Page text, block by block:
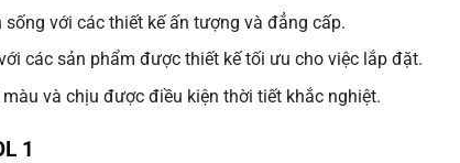
sống với các thiết kế ấn tượng và đẳng cấp.
các sản phẩm được thiết kế tối ưu cho việc lắp đặt.
và chịu được điều kiện thời tiết khắc nghiệt.
1